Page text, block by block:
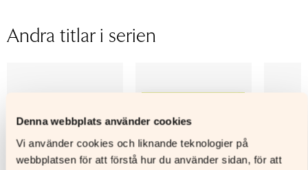
Denna webbplats använder cookies
Vi använder cookies och liknande teknologier på
webbplatsen för att förstå hur du använder sidan, för att
Licenstid
Typ av licens
Skollicens för lärare
Kirsi Martin, Anita Åstrand
Andra titlar i serien